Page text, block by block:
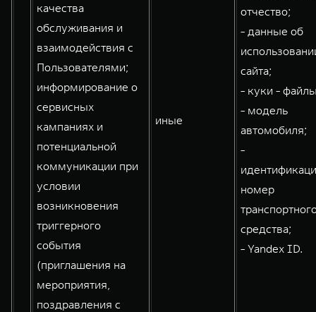
качества
обслуживания и
взаимодействия с
Пользователями;
информирование о
сервисных
кампаниях и
потенциальной
коммуникации при
условии
возникновения
триггерного
события
(приглашения на
мероприятия,
поздравления с
иные
отчество;
- данные об
сайта;
- куки -
- модель
автомобиля;
-
номер
средства;
- Yandex ID.